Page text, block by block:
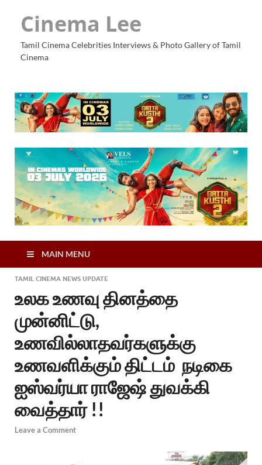
Cinema Lee
Tamil Cinema Celebrities Interviews & Photo Gallery of Tamil
Cinema
MAIN MENU
TAMIL CINEMA NEWS UPDATE
உலக உணவு தினத்தை
முன்னிட்டு,
உணவில்லாதவர்களுக்கு
உணவளிக்கும் திட்டம் நடிகை
ஐஸ்வர்யா ராஜேஷ் துவக்கி
வைத்தார் !!
Leave a Comment